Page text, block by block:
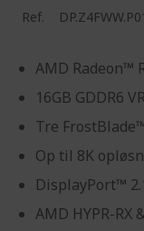
Ref.
AMD Radeon™
16GB GDDR6
Tre
Op til 8K
DisplayPort™
AMD HYPR-RX